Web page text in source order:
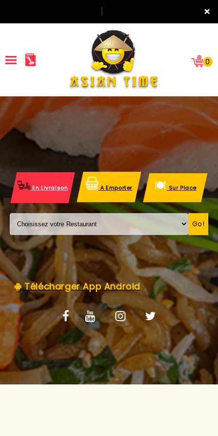
×
ACCUEIL
LA CARTE
VOS AVIS
MENTIONS LÉGALES
C.G.V
0
En Livraison A Emporter Sur Place
Go!
Télécharger App Android